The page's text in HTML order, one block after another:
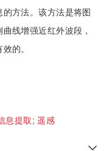
方法。该方法是将图
线增强近红外波段，
的。
息提取;遥感